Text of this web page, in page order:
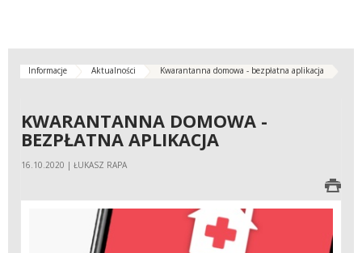
Informacje Aktualności Kwarantanna domowa - bezpłatna aplikacja
KWARANTANNA DOMOWA -
BEZPŁATNA APLIKACJA
16.10.2020 | ŁUKASZ RAPA